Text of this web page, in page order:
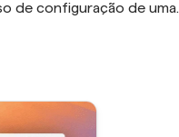
de configuração de uma.